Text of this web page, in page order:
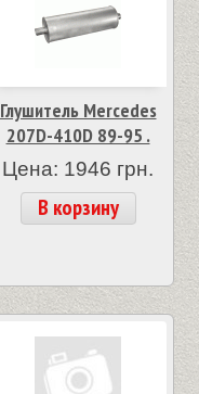
Глушитель Mercedes
207D-410D 89-95 .
Цена: 1946 грн.
В корзину